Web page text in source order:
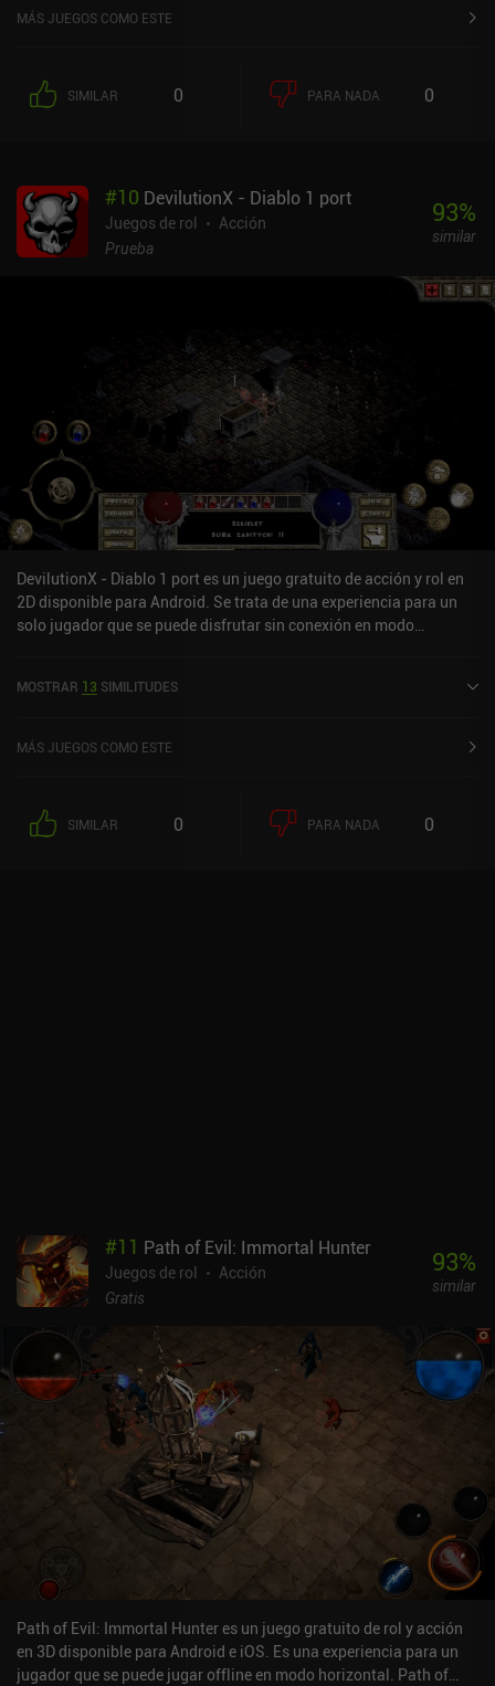
MÁS JUEGOS COMO ESTE
SIMILAR 0 PARA NADA 0
#10 DevilutionX - Diablo 1 port
Juegos de rol
Acción
Prueba
93%
similar
DevilutionX - Diablo 1 port es un juego gratuito de acción y rol en
2D disponible para Android. Se trata de una experiencia para un
solo jugador que se puede disfrutar sin conexión en modo
marzo de 2020 y tiene actualmente una valoración de 4,1 sobre 5,0
MOSTRAR 13 SIMILITUDES
MÁS JUEGOS COMO ESTE
SIMILAR 0 PARA NADA 0
#11 Path of Evil: Immortal Hunter
Juegos de rol
Acción
Gratis
93%
similar
Path of Evil: Immortal Hunter es un juego gratuito de rol y acción
en 3D disponible para Android e iOS. Es una experiencia para un
jugador que se puede jugar offline en modo horizontal. Path of